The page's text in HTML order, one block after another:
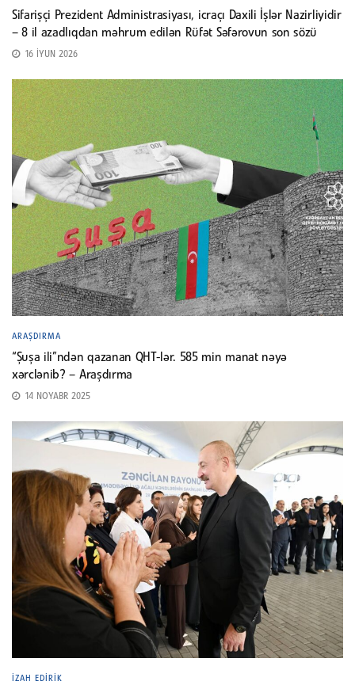
Sifarişçi Prezident Administrasiyası, icraçı Daxili İşlər Nazirliyidir
– 8 il azadlıqdan məhrum edilən Rüfət Səfərovun son sözü
16 İYUN 2026
ARAŞDIRMA
“Şuşa ili”ndən qazanan QHT-lər. 585 min manat nəyə
xərclənib? – Araşdırma
14 NOYABR 2025
İZAH EDIRIK